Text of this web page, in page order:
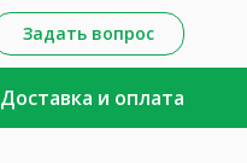
Задать вопрос
Доставка и оплата